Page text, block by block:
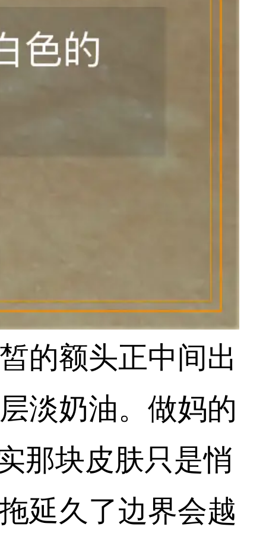
的额头正中间出
淡奶油。做妈的
那块皮肤只是悄
延久了边界会越